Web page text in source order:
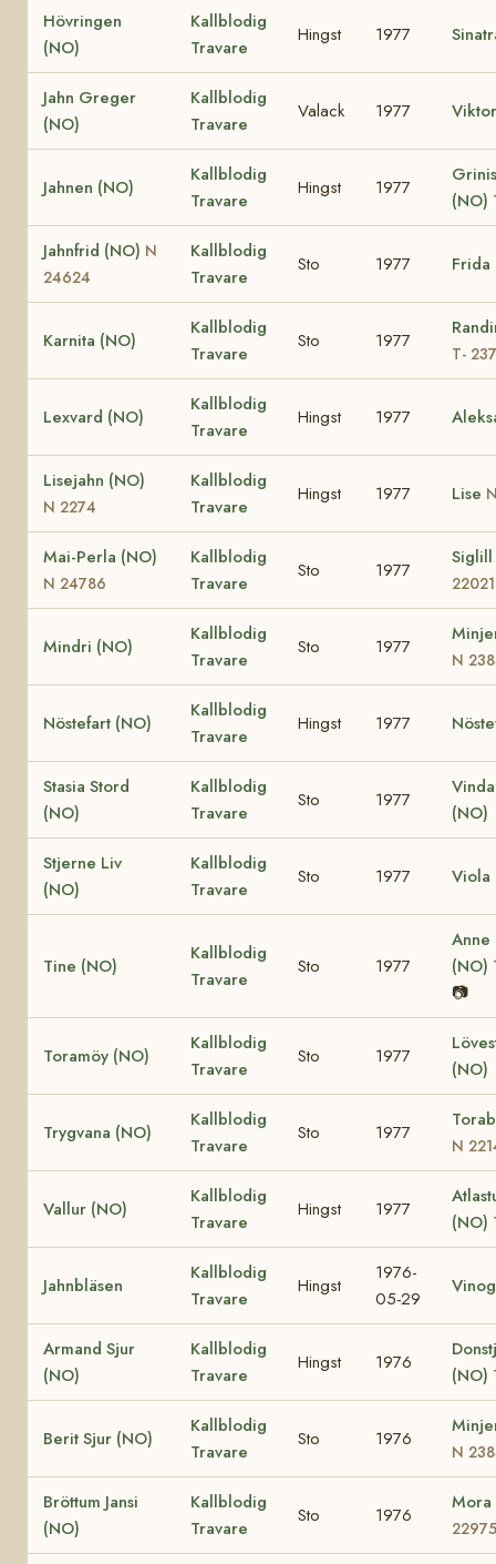
Hövringen
(NO)
Kallblodig
Travare
Hingst 1977
Jahn Greger
(NO)
Kallblodig
Travare
Valack 1977
Jahnen (NO)
Kallblodig
Travare
Hingst 1977
(NO)
Jahnfrid (NO) N
24624
Kallblodig
Travare
Sto 1977 Frida
Karnita (NO)
Kallblodig
Travare
Sto 1977
T-
Lexvard (NO)
Kallblodig
Travare
Hingst 1977
Lisejahn (NO)
N 2274
Kallblodig
Travare
Hingst 1977 Lise
Mai-Perla (NO)
N 24786
Kallblodig
Travare
Sto 1977
22021
Mindri (NO)
Kallblodig
Travare
Sto 1977
N
Nöstefart (NO)
Kallblodig
Travare
Hingst 1977
Stasia Stord
(NO)
Kallblodig
Travare
Sto 1977
(NO)
Stjerne Liv
(NO)
Kallblodig
Travare
Sto 1977 Viola
Tine (NO)
Kallblodig
Travare
Sto 1977
Anne
(NO)
📷
Toramöy (NO)
Kallblodig
Travare
Sto 1977
(NO)
Trygvana (NO)
Kallblodig
Travare
Sto 1977
N
Vallur (NO)
Kallblodig
Travare
Hingst 1977
(NO)
Jahnbläsen
Kallblodig
Travare
Hingst
1976-
05-29
Armand Sjur
(NO)
Kallblodig
Travare
Hingst 1976
(NO)
Berit Sjur (NO)
Kallblodig
Travare
Sto 1976
N
Bröttum Jansi
(NO)
Kallblodig
Travare
Sto 1976
22975